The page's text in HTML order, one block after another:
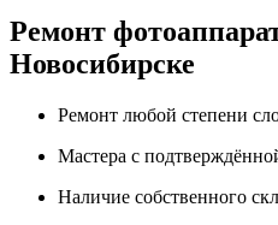
Ремонт
Новосибирске
Ремонт любой степени
Мастера с
Наличие собственного